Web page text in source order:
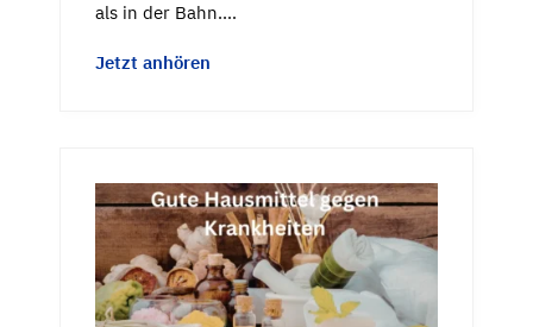
als in der Bahn.…
Jetzt anhören